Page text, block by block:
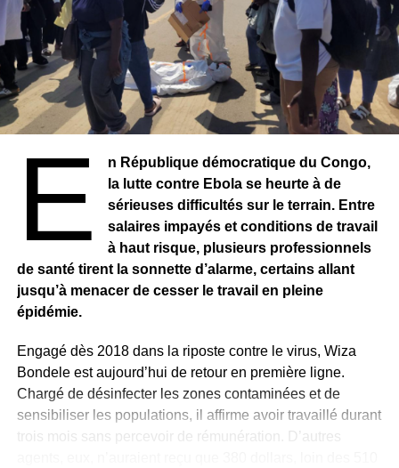
E
n République démocratique du Congo,
la lutte contre Ebola se heurte à de
sérieuses difficultés sur le terrain. Entre
salaires impayés et conditions de travail
à haut risque, plusieurs professionnels
de santé tirent la sonnette d’alarme, certains allant
jusqu’à menacer de cesser le travail en pleine
épidémie.
Engagé dès 2018 dans la riposte contre le virus, Wiza
Bondele est aujourd’hui de retour en première ligne.
Chargé de désinfecter les zones contaminées et de
sensibiliser les populations, il affirme avoir travaillé durant
trois mois sans percevoir de rémunération. D’autres